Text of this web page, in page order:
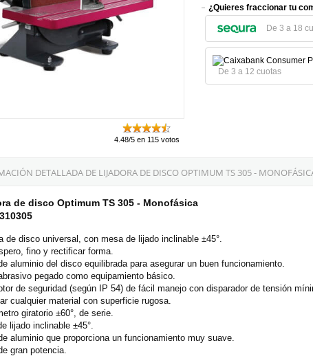
4.48/5 en 115 votos
¿Quieres fraccionar tu
De 3 a 18
De 3 a 12 cuotas
DETALLADA DE LIJADORA DE DISCO OPTIMUM TS 305 -
de disco Optimum TS 305 - Monofásica
de disco universal, con mesa de lijado inclinable ±45°.
fino y rectificar forma.
aluminio del disco equilibrada para asegurar un buen funcionamiento.
pegado como equipamiento básico.
de seguridad (según IP 54) de fácil manejo con disparador de tensión
cualquier material con superficie rugosa.
giratorio ±60°, de serie.
lijado inclinable ±45°.
aluminio que proporciona un funcionamiento muy suave.
gran potencia.